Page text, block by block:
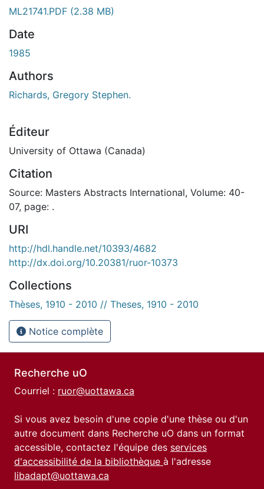
ML21741.PDF (2.38 MB)
Date
1985
Authors
Richards, Gregory Stephen.
Éditeur
University of Ottawa (Canada)
Citation
Source: Masters Abstracts International, Volume: 40-
07, page: .
URI
http://hdl.handle.net/10393/4682
http://dx.doi.org/10.20381/ruor-10373
Collections
Thèses, 1910 - 2010 // Theses, 1910 - 2010
Notice complète
Recherche uO
Courriel : ruor@uottawa.ca
Si vous avez besoin d'une copie d'une thèse ou d'un
autre document dans Recherche uO dans un format
accessible, contactez l'équipe des services
d'accessibilité de la bibliothèque à l'adresse
libadapt@uottawa.ca